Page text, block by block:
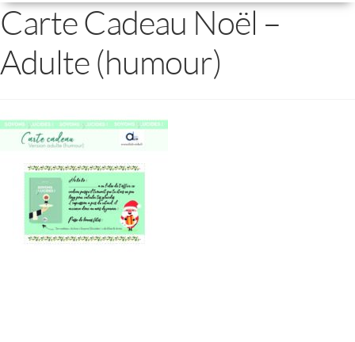
Carte Cadeau Noël –
Adulte (humour)